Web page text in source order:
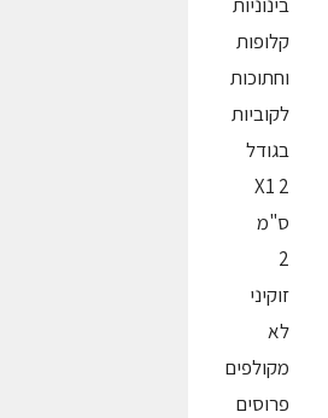
קלופות
וחתוכות
לקוביות
בגודל
2 X1
ס"מ
2
זוקיני
לא
מקולפים
פרוסים